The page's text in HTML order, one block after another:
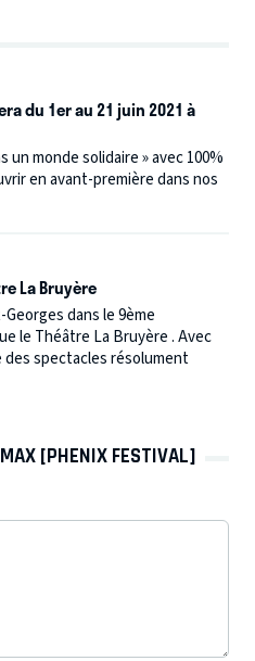
du 1er au 21 juin 2021 à
un monde solidaire » avec 100%
en avant-première dans nos
La Bruyère
dans le 9ème
le Théâtre La Bruyère . Avec
des spectacles résolument
[PHENIX FESTIVAL]